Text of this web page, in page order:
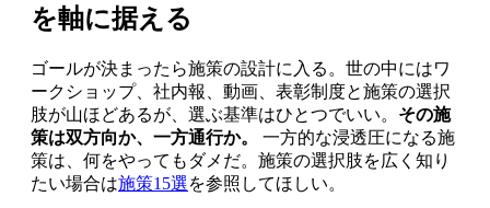
を軸に据える
ゴールが決まったら施策の設計に入る。世の中にはワ
ークショップ、社内報、動画、表彰制度と施策の選択
肢が山ほどあるが、選ぶ基準はひとつでいい。 その施
策は双方向か、一方通行か。
一方的な浸透圧になる施
策は、何をやってもダメだ。施策の選択肢を広く知り
たい場合は施策15選を参照してほしい。